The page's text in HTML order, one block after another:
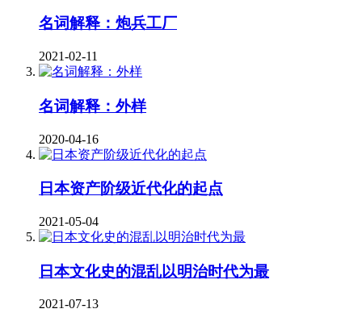
名词解释：炮兵工厂
2021-02-11
名词解释：外样
2020-04-16
日本资产阶级近代化的起点
2021-05-04
日本文化史的混乱以明治时代为最
2021-07-13